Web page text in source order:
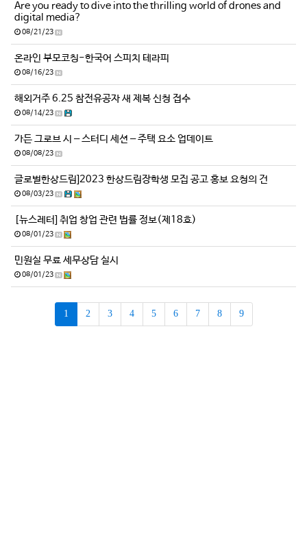
Are you ready to dive into the thrilling world of drones and
digital media?
08/21/23
온라인 부모코칭-한국어 스피치 테라피
08/16/23
해외거주 6.25 참전유공자 새 제복 신청 접수
08/14/23
가든 그로브 시 – 스터디 세션 – 주택 요소 업데이트
08/08/23
글로벌한상드림]2023 한상드림장학생 모집 공고 홍보 요청의 건
08/03/23
[뉴스레터] 취업 창업 관련 법률 정보(제18호)
08/01/23
민원실 무료 세무상담 실시
08/01/23
1 2 3 4 5 6 7 8 9